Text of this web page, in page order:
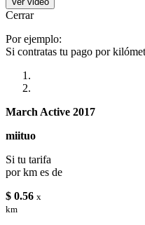
Cerrar
Por ejemplo:
Si contratas tu pago por
March Active 2017
miituo
Si tu tarifa
por km es de
$ 0.56 x
km